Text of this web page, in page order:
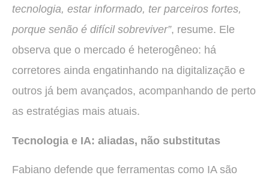
tecnologia, estar informado, ter parceiros fortes,
porque senão é difícil sobreviver”, resume. Ele
observa que o mercado é heterogêneo: há
corretores ainda engatinhando na digitalização e
outros já bem avançados, acompanhando de perto
as estratégias mais atuais.
Tecnologia e IA: aliadas, não substitutas
Fabiano defende que ferramentas como IA são